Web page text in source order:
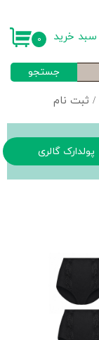
/ ثبت نام
جستجو
۰ سبد خرید
پولدارک گالری